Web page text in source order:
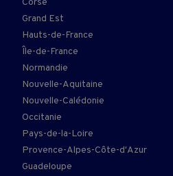
Grand Est
Hauts-de-France
Île-de-France
Normandie
Nouvelle-Aquitaine
Nouvelle-Calédonie
Occitanie
Pays-de-la-Loire
Provence-Alpes-Côte-d'Azur
Guadeloupe